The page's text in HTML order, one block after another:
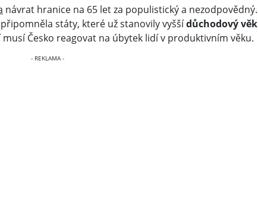
návrat hranice na 65 let za populistický a nezodpovědný.
státy, které už stanovily vyššídůchodový věk
Česko reagovat na úbytek lidí v produktivním věku.